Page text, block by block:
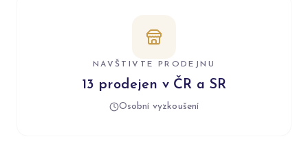
NAVŠTIVTE PRODEJNU
13 prodejen v ČR a SR
Osobní vyzkoušení